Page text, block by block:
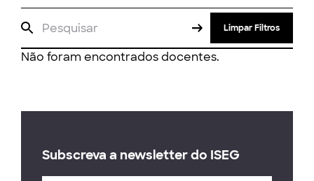
Limpar Filtros
Não foram encontrados docentes.
Subscreva a newsletter do ISEG